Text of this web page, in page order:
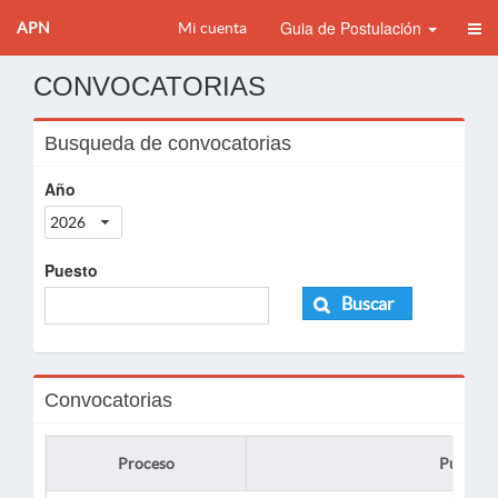
APN Mi cuenta Guia de Postulación
CONVOCATORIAS
Busqueda de convocatorias
Año
2026
Puesto
Buscar
Convocatorias
Proceso Puesto